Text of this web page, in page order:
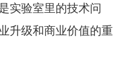
实验室里的技术问
升级和商业价值的重